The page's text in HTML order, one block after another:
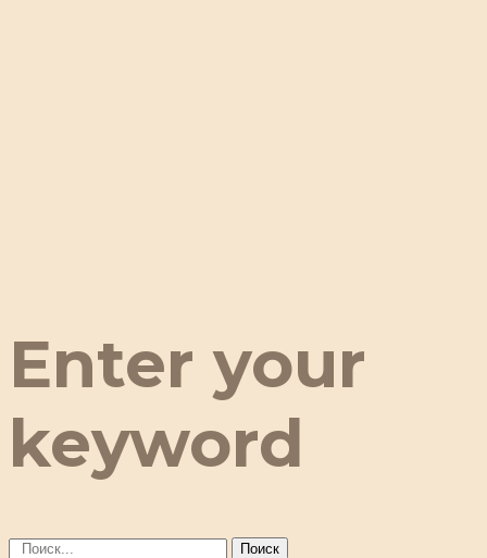
Enter your
keyword
Поиск